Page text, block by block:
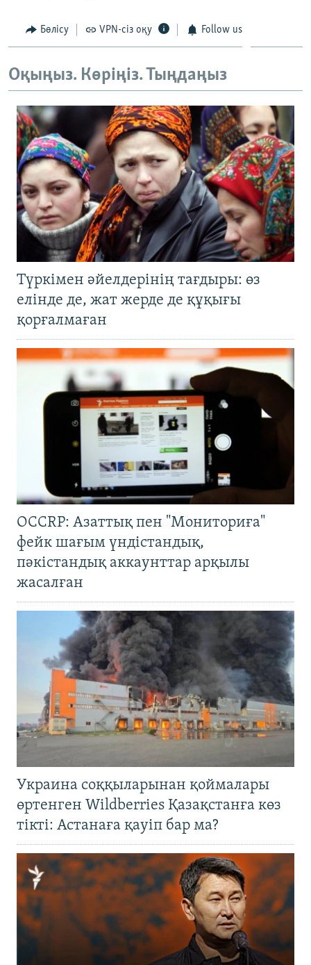
Бөлісу VPN-сіз оқу Follow us
Оқыңыз. Көріңіз. Тыңдаңыз
Түркімен әйелдерінің тағдыры: өз
елінде де, жат жерде де құқығы
қорғалмаған
OCCRP: Азаттық пен "Мониториға"
фейк шағым үндістандық,
пәкістандық аккаунттар арқылы
жасалған
Украина соққыларынан қоймалары
өртенген Wildberries Қазақстанға көз
тікті: Астанаға қауіп бар ма?